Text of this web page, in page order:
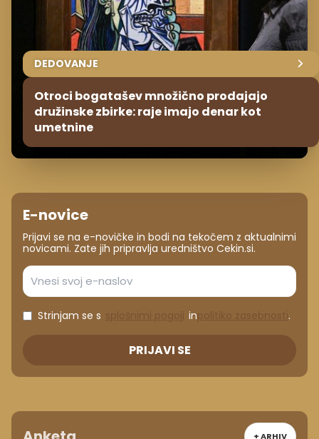
DEDOVANJE
Otroci bogatašev množično prodajajo
družinske zbirke: raje imajo denar kot
umetnine
E-novice
Prijavi se na e-novičke in bodi na tekočem z aktualnimi
novicami. Zate jih pripravlja uredništvo Cekin.si.
Strinjam se s in .
PRIJAVI SE
+ ARHIV